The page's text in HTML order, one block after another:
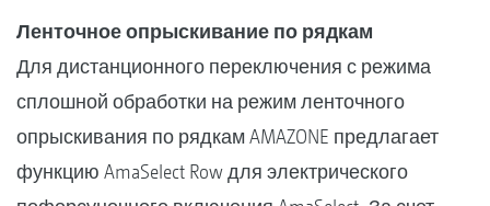
Ленточное опрыскивание по рядкам
Для дистанционного переключения с режима
сплошной обработки на режим ленточного
опрыскивания по рядкам AMAZONE предлагает
функцию AmaSelect Row для электрического